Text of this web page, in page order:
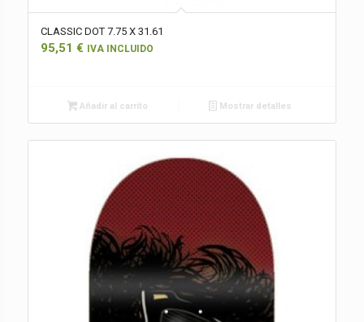
CLASSIC DOT 7.75 X 31.61
95,51 € IVA INCLUIDO
Añadir al carrito Mostrar detalles